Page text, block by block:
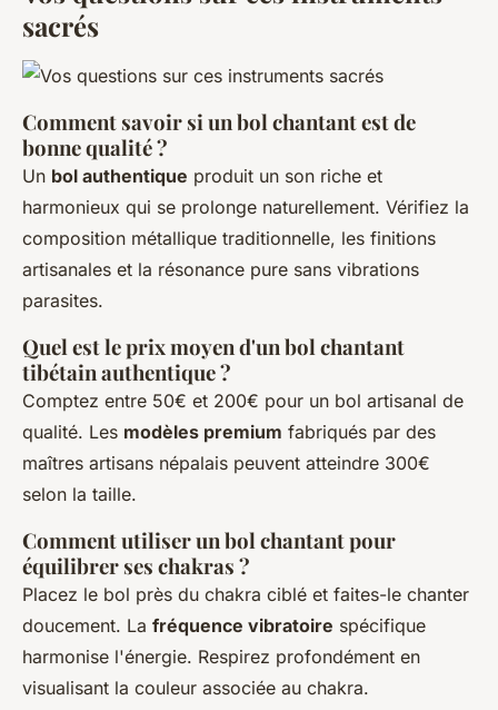
sacrés
Comment savoir si un bol chantant est de
bonne qualité ?
Un bol authentique produit un son riche et
harmonieux qui se prolonge naturellement. Vérifiez la
composition métallique traditionnelle, les finitions
artisanales et la résonance pure sans vibrations
parasites.
Quel est le prix moyen d'un bol chantant
tibétain authentique ?
Comptez entre 50€ et 200€ pour un bol artisanal de
qualité. Les modèles premium fabriqués par des
maîtres artisans népalais peuvent atteindre 300€
selon la taille.
Comment utiliser un bol chantant pour
équilibrer ses chakras ?
Placez le bol près du chakra ciblé et faites-le chanter
doucement. La fréquence vibratoire spécifique
harmonise l'énergie. Respirez profondément en
visualisant la couleur associée au chakra.